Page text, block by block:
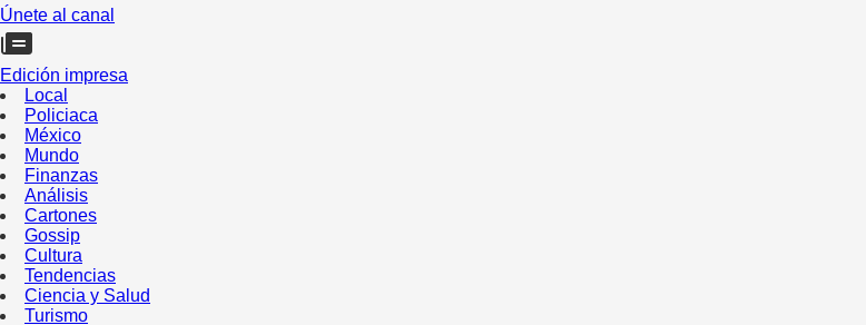
Únete al canal
Edición impresa
Local
Policiaca
México
Mundo
Finanzas
Análisis
Cartones
Gossip
Cultura
Tendencias
Ciencia y Salud
Turismo